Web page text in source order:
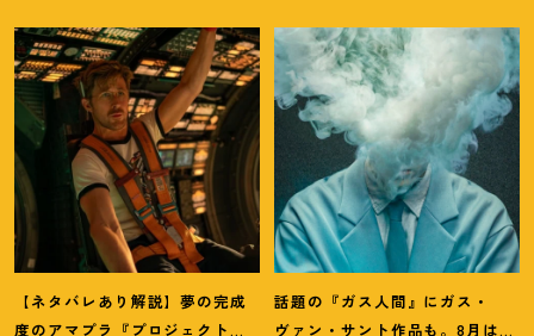
【ネタバレあり解説】夢の完成
度のアマプラ『プロジェクト・
話題の『ガス人間』にガス・
ヴァン・サント作品も。8月は